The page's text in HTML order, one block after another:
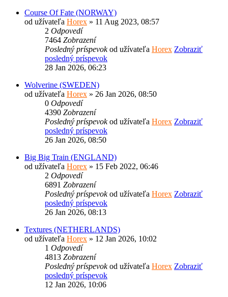
Course Of Fate (NORWAY)
od užívateľa Horex » 11 Aug 2023, 08:57
2 Odpovedí
7464 Zobrazení
Posledný príspevokod užívateľa Horex Zobraziť
posledný príspevok
28 Jan 2026, 06:23
Wolverine (SWEDEN)
od užívateľa Horex » 26 Jan 2026, 08:50
0 Odpovedí
4390 Zobrazení
Posledný príspevokod užívateľa Horex Zobraziť
posledný príspevok
26 Jan 2026, 08:50
Big Big Train (ENGLAND)
od užívateľa Horex » 15 Feb 2022, 06:46
2 Odpovedí
6891 Zobrazení
Posledný príspevokod užívateľa Horex Zobraziť
posledný príspevok
26 Jan 2026, 08:13
Textures (NETHERLANDS)
od užívateľa Horex » 12 Jan 2026, 10:02
1 Odpovedí
4813 Zobrazení
Posledný príspevokod užívateľa Horex Zobraziť
posledný príspevok
12 Jan 2026, 10:06